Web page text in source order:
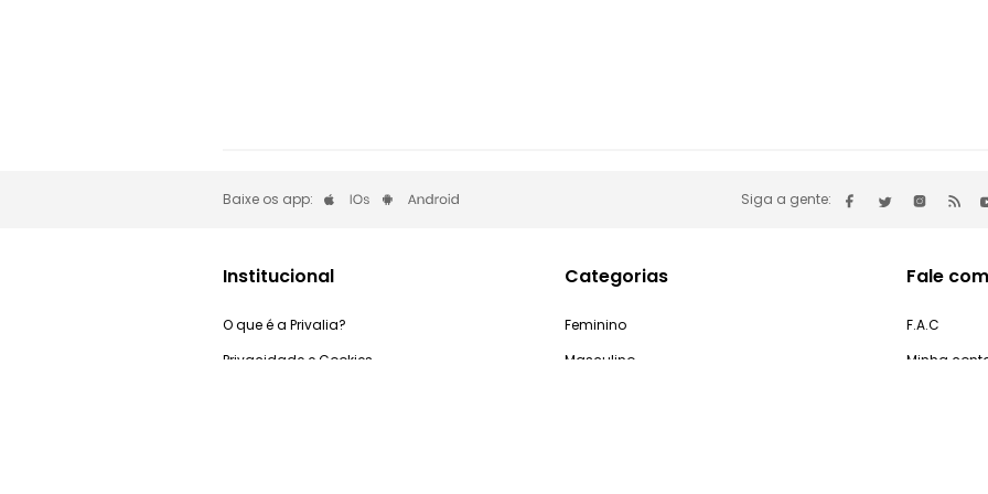
Baixe os app: Siga a gente:
Institucional
O que é a Privalia?
Privacidade e Cookies
Categorias
Feminino
Masculino
Fale
F.A.C
Minha